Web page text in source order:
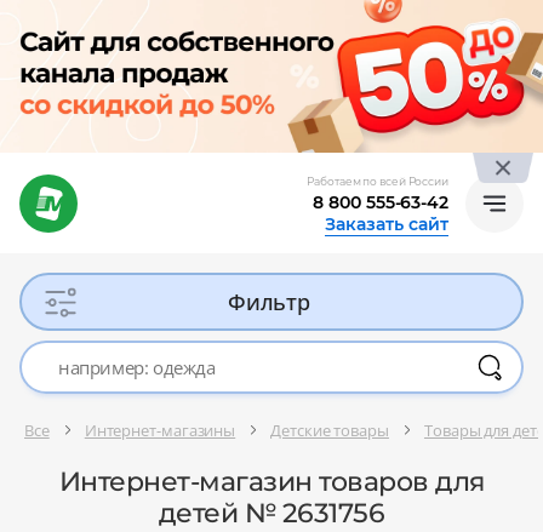
Работаем по всей России
8 800 555-63-42
Заказать сайт
Фильтр
Все Интернет-магазины Детские товары Товары для
Интернет-магазин товаров для
детей № 2631756